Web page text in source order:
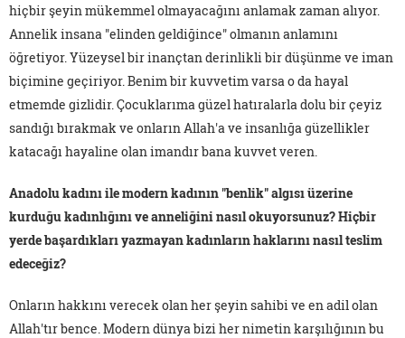
hiçbir şeyin mükemmel olmayacağını anlamak zaman alıyor.
Annelik insana "elinden geldiğince" olmanın anlamını
öğretiyor. Yüzeysel bir inançtan derinlikli bir düşünme ve iman
biçimine geçiriyor. Benim bir kuvvetim varsa o da hayal
etmemde gizlidir. Çocuklarıma güzel hatıralarla dolu bir çeyiz
sandığı bırakmak ve onların Allah'a ve insanlığa güzellikler
katacağı hayaline olan imandır bana kuvvet veren.
Anadolu kadını ile modern kadının "benlik" algısı üzerine
kurduğu kadınlığını ve anneliğini nasıl okuyorsunuz? Hiçbir
yerde başardıkları yazmayan kadınların haklarını nasıl teslim
edeceğiz?
Onların hakkını verecek olan her şeyin sahibi ve en adil olan
Allah'tır bence. Modern dünya bizi her nimetin karşılığının bu